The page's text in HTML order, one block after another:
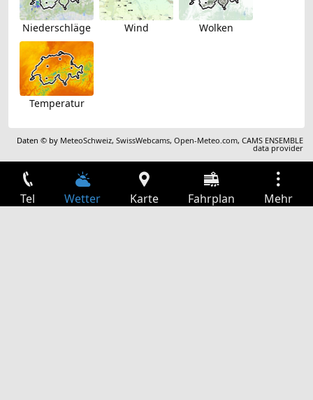
Niederschläge Wind Wolken
Temperatur
Daten © by MeteoSchweiz,SwissWebcams,Open-Meteo.com,CAMS ENSEMBLE
data provider
Tel Wetter Karte Fahrplan Mehr